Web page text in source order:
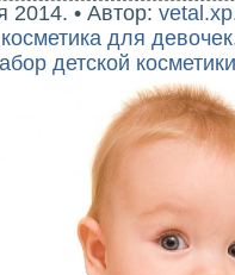
2014. • Автор: vetal.xp
для девочек
детской косметики